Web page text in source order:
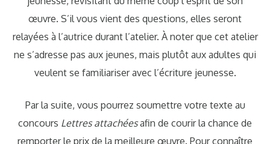
œuvre. S’il vous vient des questions, elles seront
relayées à l’autrice durant l’atelier. À noter que cet atelier
ne s’adresse pas aux jeunes, mais plutôt aux adultes qui
veulent se familiariser avec l’écriture jeunesse.
Par la suite, vous pourrez soumettre votre texte au
concours Lettres attachéesafin de courir la chance de
remporter le prix de la meilleure œuvre. Pour connaître